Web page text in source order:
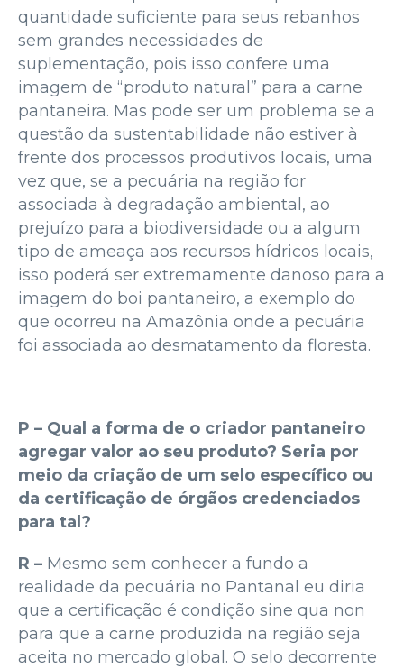
quantidade suficiente para seus rebanhos
sem grandes necessidades de
suplementação, pois isso confere uma
imagem de “produto natural” para a carne
pantaneira. Mas pode ser um problema se a
questão da sustentabilidade não estiver à
frente dos processos produtivos locais, uma
vez que, se a pecuária na região for
associada à degradação ambiental, ao
prejuízo para a biodiversidade ou a algum
tipo de ameaça aos recursos hídricos locais,
isso poderá ser extremamente danoso para a
imagem do boi pantaneiro, a exemplo do
que ocorreu na Amazônia onde a pecuária
foi associada ao desmatamento da floresta.
P – Qual a forma de o criador pantaneiro
agregar valor ao seu produto? Seria por
meio da criação de um selo específico ou
da certificação de órgãos credenciados
para tal?
R – Mesmo sem conhecer a fundo a
realidade da pecuária no Pantanal eu diria
que a certificação é condição sine qua non
para que a carne produzida na região seja
aceita no mercado global. O selo decorrente